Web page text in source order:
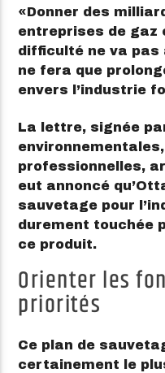
Donner des
entreprises de gaz
difficulté ne va
ne fera que
envers l’industrie
La lettre, signée
professionnelles,
eut annoncé
sauvetage pour
durement touchée
ce produit.
Orienter les
priorités
Ce plan de
certainement le